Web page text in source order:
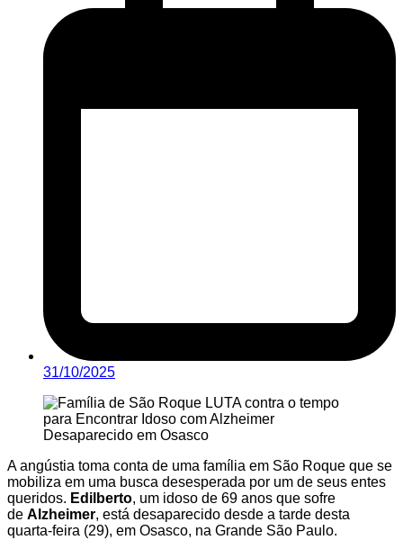
31/10/2025
A angústia toma conta de uma família em São Roque que se
mobiliza em uma busca desesperada por um de seus entes
queridos. Edilberto, um idoso de 69 anos que sofre
de Alzheimer, está desaparecido desde a tarde desta
quarta-feira (29), em Osasco, na Grande São Paulo.